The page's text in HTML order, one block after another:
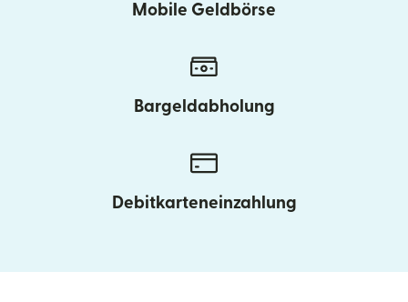
Mobile Geldbörse
Bargeldabholung
Debitkarteneinzahlung